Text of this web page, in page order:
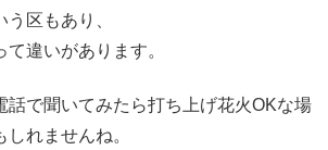
区もあり、
違いがあります。
話で聞いてみたら打ち上げ花火OKな場
れませんね。